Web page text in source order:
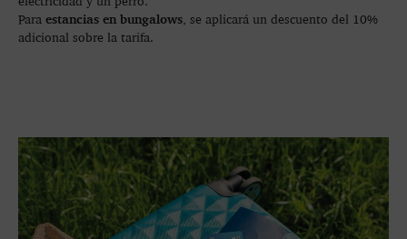
Para estancias en bungalows , se aplicará un descuento del 10%
adicional sobre la tarifa.